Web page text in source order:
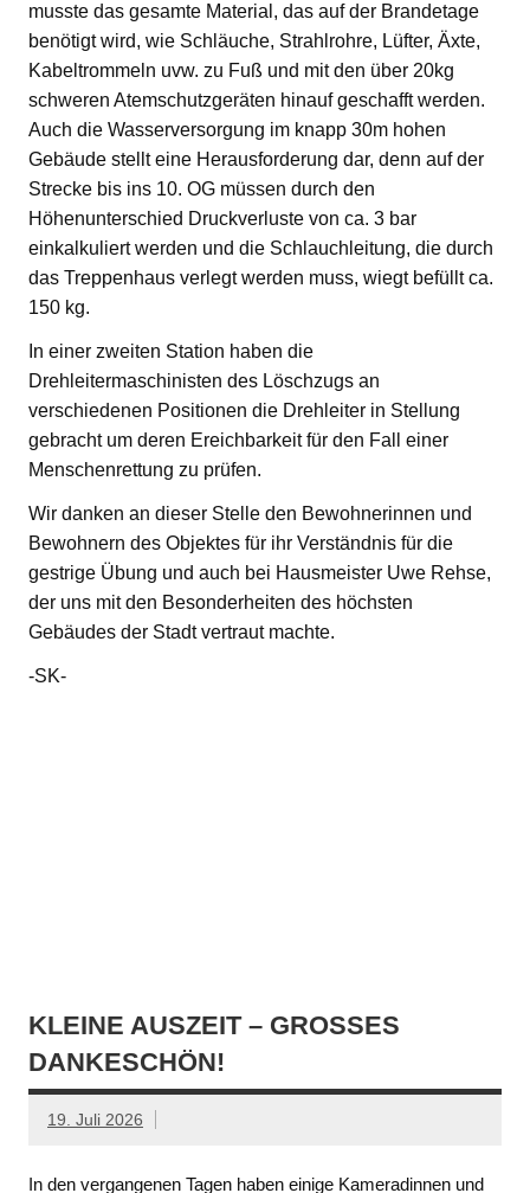
musste das gesamte Material, das auf der Brandetage
benötigt wird, wie Schläuche, Strahlrohre, Lüfter, Äxte,
Kabeltrommeln uvw. zu Fuß und mit den über 20kg
schweren Atemschutzgeräten hinauf geschafft werden.
Auch die Wasserversorgung im knapp 30m hohen
Gebäude stellt eine Herausforderung dar, denn auf der
Strecke bis ins 10. OG müssen durch den
Höhenunterschied Druckverluste von ca. 3 bar
einkalkuliert werden und die Schlauchleitung, die durch
das Treppenhaus verlegt werden muss, wiegt befüllt ca.
150 kg.
In einer zweiten Station haben die
Drehleitermaschinisten des Löschzugs an
verschiedenen Positionen die Drehleiter in Stellung
gebracht um deren Ereichbarkeit für den Fall einer
Menschenrettung zu prüfen.
Wir danken an dieser Stelle den Bewohnerinnen und
Bewohnern des Objektes für ihr Verständnis für die
gestrige Übung und auch bei Hausmeister Uwe Rehse,
der uns mit den Besonderheiten des höchsten
Gebäudes der Stadt vertraut machte.
-SK-
KLEINE AUSZEIT – GROSSES D
ANKESCHÖN!
19. Juli 2026
In den vergangenen Tagen haben einige Kameradinnen und